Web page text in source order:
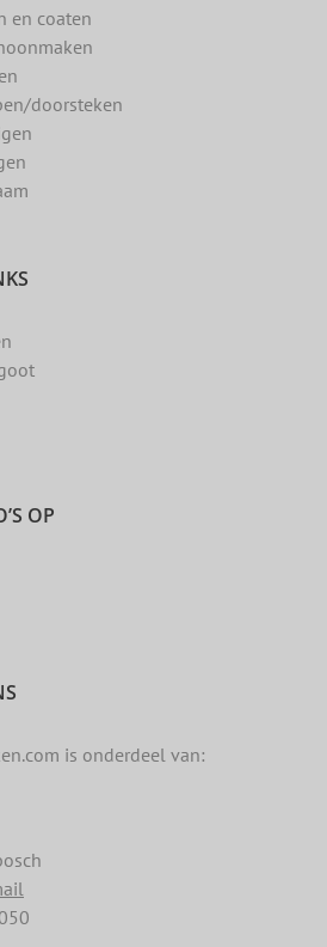
en coaten
doorsteken
OP
is onderdeel van: